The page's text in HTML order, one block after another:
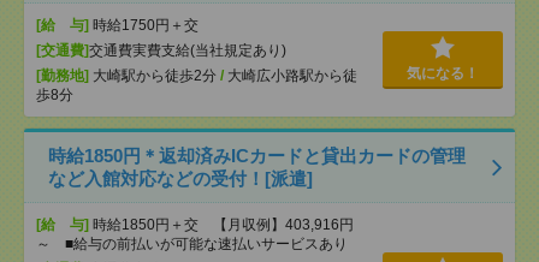
[給 与] 時給1750円＋交
[交通費]交通費実費支給(当社規定あり)
[勤務地] 大崎駅から徒歩2分 / 大崎広小路駅から徒
歩8分
気になる！
時給1850円＊返却済みICカードと貸出カードの管理
など入館対応などの受付！[派遣]
[給 与] 時給1850円＋交 【月収例】403,916円
～ ■給与の前払いが可能な速払いサービスあり